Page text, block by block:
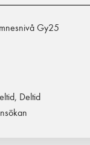
Gy25
Deltid